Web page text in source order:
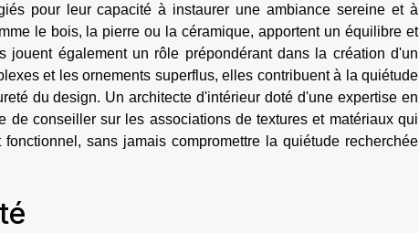
pour leur capacité à instaurer une ambiance sereine et à
le bois, la pierre ou la céramique, apportent un équilibre et
jouent également un rôle prépondérant dans la création d'un
et les ornements superflus, elles contribuent à la quiétude
du design. Un architecte d'intérieur doté d'une expertise en
de conseiller sur les associations de textures et matériaux qui
sans jamais compromettre la quiétude recherchée